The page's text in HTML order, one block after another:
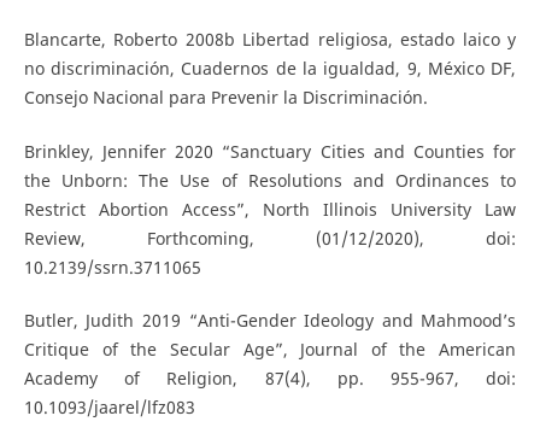
Blancarte, Roberto 2008b Libertad religiosa, estado laico y
no discriminación, Cuadernos de la igualdad, 9, México DF,
Consejo Nacional para Prevenir la Discriminación.
Brinkley, Jennifer 2020 “Sanctuary Cities and Counties for
the Unborn: The Use of Resolutions and Ordinances to
Restrict Abortion Access”, North Illinois University Law
Review, Forthcoming, (01/12/2020), doi:
10.2139/ssrn.3711065
Butler, Judith 2019 “Anti-Gender Ideology and Mahmood’s
Critique of the Secular Age”, Journal of the American
Academy of Religion, 87(4), pp. 955-967, doi:
10.1093/jaarel/lfz083